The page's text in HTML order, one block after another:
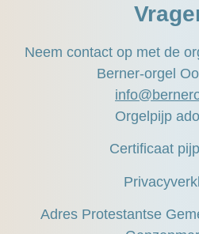
Neem contact op met de
Berner-orgel
Adres Protestantse
Orgelpijp
Certificaat